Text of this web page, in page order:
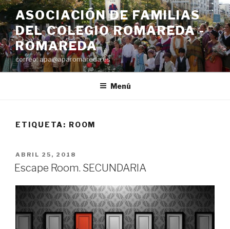
Saltar
al
contenido
ASOCIACIÓN DE FAMILIAS
DEL COLEGIO ROMAREDA -
ROMAREDA
correo: apa@aparomareda.es
Menú
ETIQUETA: ROOM
PUBLICADO
EL
ABRIL 25, 2018
Escape Room. SECUNDARIA